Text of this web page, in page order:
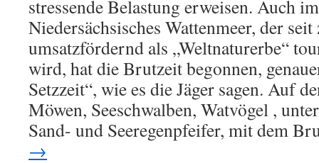
stressende Belastung erweisen. Auch
Niedersächsisches Wattenmeer, der seit
umsatzfördernd als „Weltnaturerbe“
wird, hat die Brutzeit begonnen,
Setzzeit“, wie es die Jäger sagen. Auf
Möwen, Seeschwalben, Watvögel ,
Sand- und Seeregenpfeifer, mit dem
→